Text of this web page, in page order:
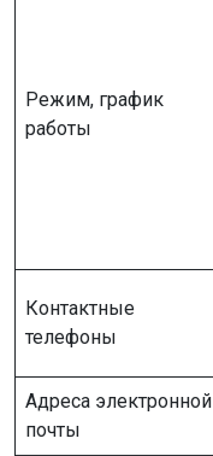
Режим, график
работы
Контактные
телефоны
Адреса электронной
почты